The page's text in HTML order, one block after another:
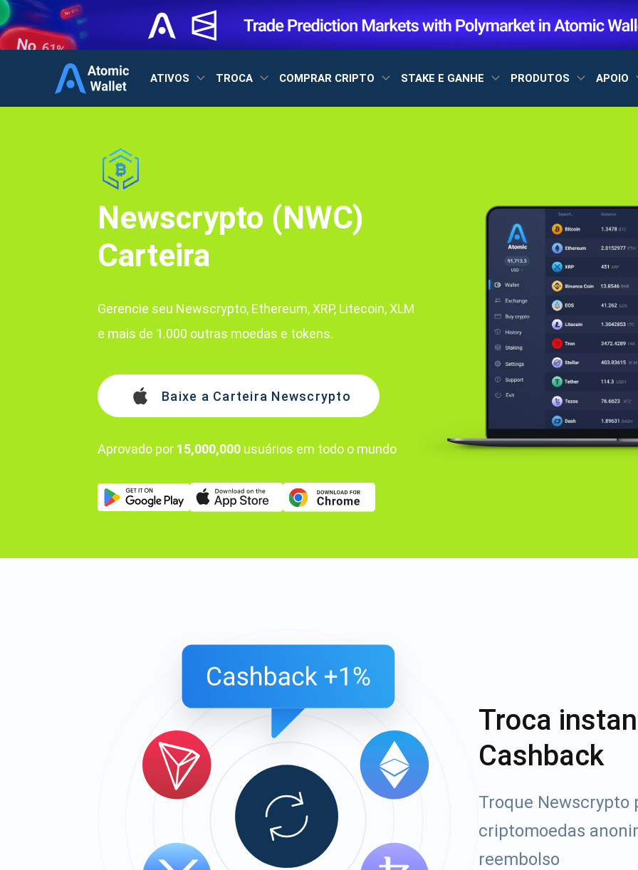
ATIVOS TROCA COMPRAR CRIPTO STAKE E GANHE PRODUTOS APOIO
Newscrypto (NWC)
Carteira
Gerencie seu Newscrypto, Ethereum, XRP, Litecoin, XLM
e mais de 1.000 outras moedas e tokens.
Baixe a Carteira Newscrypto
Aprovado por 15,000,000 usuários em todo o mundo
Troca
Cashback
Troque Newscrypto
criptomoedas
reembolso